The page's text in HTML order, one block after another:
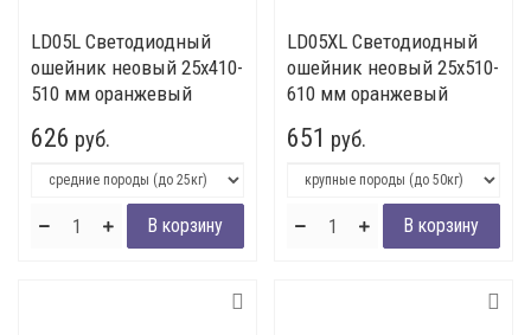
LD05L Светодиодный
ошейник неовый 25x410-
510 мм оранжевый
626 руб.
LD05XL Светодиодный
ошейник неовый 25x510-
610 мм оранжевый
651 руб.